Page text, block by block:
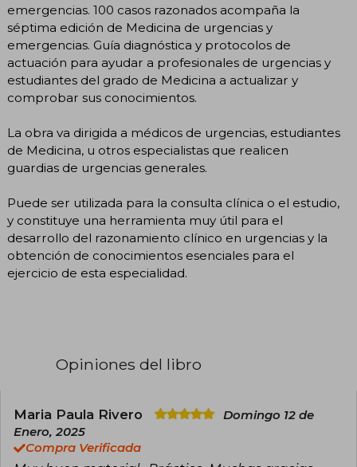
emergencias. 100 casos razonados acompaña la
séptima edición de Medicina de urgencias y
emergencias. Guía diagnóstica y protocolos de
actuación para ayudar a profesionales de urgencias y
estudiantes del grado de Medicina a actualizar y
comprobar sus conocimientos.
La obra va dirigida a médicos de urgencias, estudiantes
de Medicina, u otros especialistas que realicen
guardias de urgencias generales.
Puede ser utilizada para la consulta clínica o el estudio,
y constituye una herramienta muy útil para el
desarrollo del razonamiento clínico en urgencias y la
obtención de conocimientos esenciales para el
ejercicio de esta especialidad.
Opiniones del libro
Maria Paula Rivero
Domingo 12 de
Enero, 2025
Compra Verificada